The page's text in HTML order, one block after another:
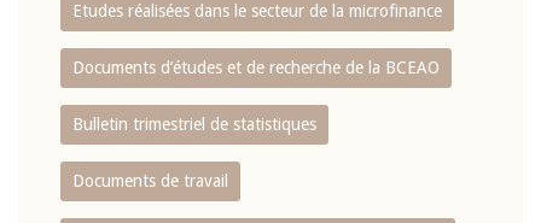
Etudes réalisées dans le secteur de la microfinance
Documents d’études et de recherche de la BCEAO
Bulletin trimestriel de statistiques
Documents de travail